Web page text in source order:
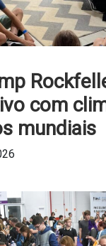
com
mundiais